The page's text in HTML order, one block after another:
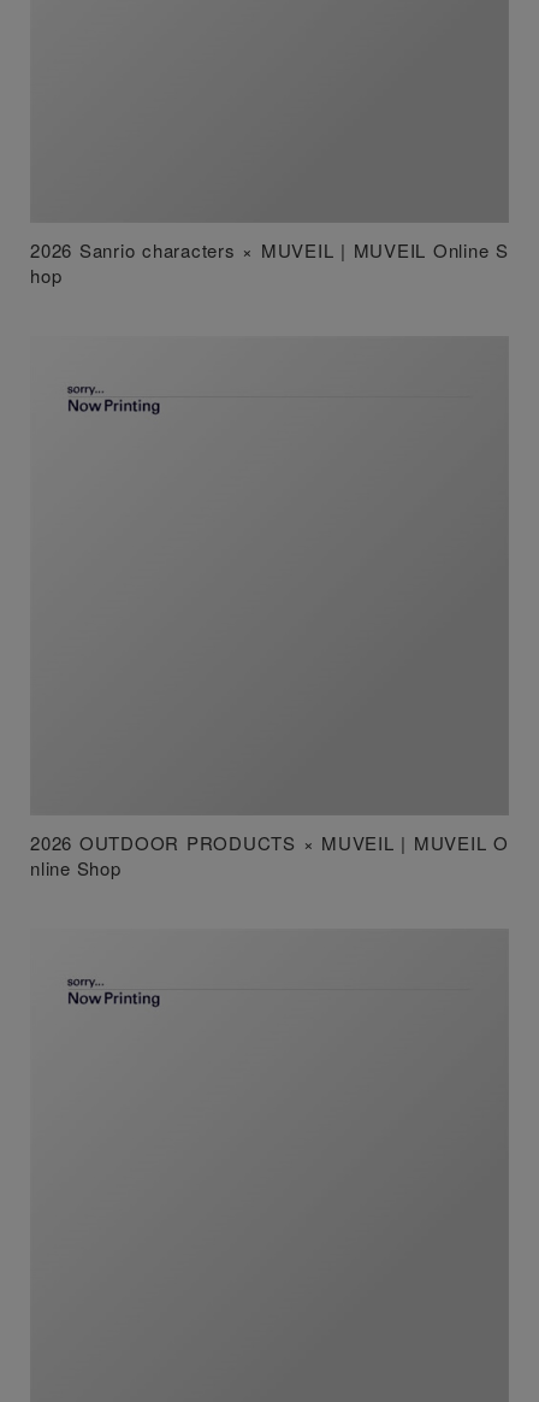
2026 Sanrio characters × MUVEIL | MUVEIL Online S
hop
2026 OUTDOOR PRODUCTS × MUVEIL | MUVEIL O
nline Shop